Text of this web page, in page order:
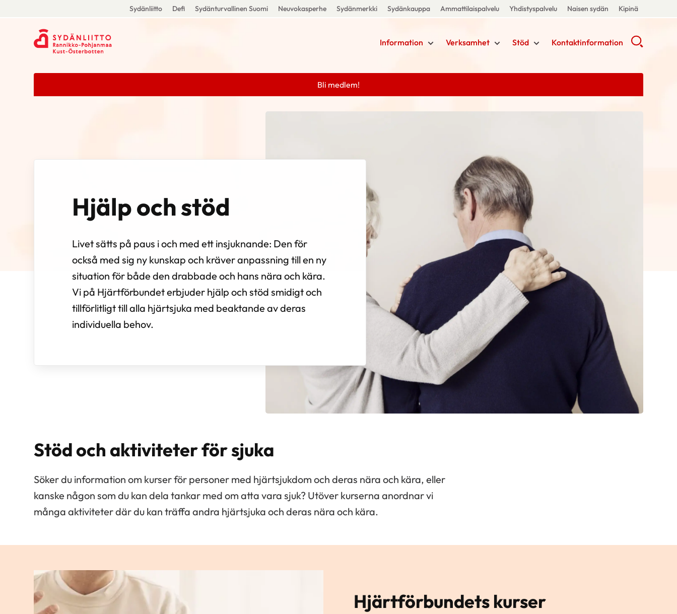
Sydänliitto Defi Sydänturvallinen Suomi Neuvokasperhe Sydänmerkki Sydänkauppa Ammattilaispalvelu Yhdistyspalvelu Naisen sydän Kipinä
Information Verksamhet Stöd Kontaktinformation
Bli medlem!
Hjälp och stöd
Livet sätts på paus i och med ett insjuknande: Den för
också med sig ny kunskap och kräver anpassning till en ny
situation för både den drabbade och hans nära och kära.
Vi på Hjärtförbundet erbjuder hjälp och stöd smidigt och
tillförlitligt till alla hjärtsjuka med beaktande av deras
individuella behov.
Stöd och aktiviteter för sjuka
Söker du information om kurser för personer med hjärtsjukdom och deras nära och kära, eller
kanske någon som du kan dela tankar med om atta vara sjuk? Utöver kurserna anordnar vi
många aktiviteter där du kan träffa andra hjärtsjuka och deras nära och kära.
Hjärtförbundets kurser